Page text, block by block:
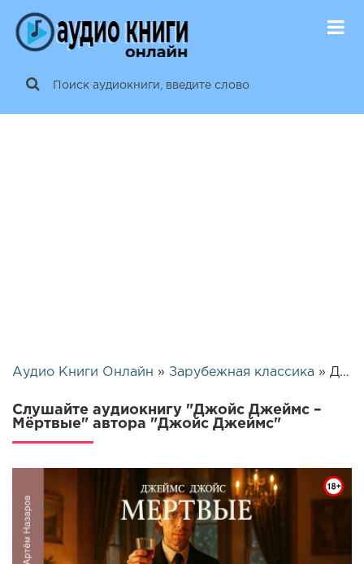
Аудио Книги Онлайн » Зарубежная классика » Джойс Джеймс – Мёртвые | 25682
Слушайте аудиокнигу "Джойс Джеймс –
Мёртвые" автора "Джойс Джеймс"